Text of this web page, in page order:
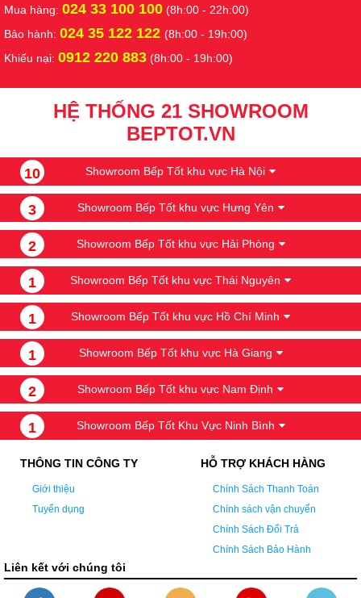
Mua hàng: 024 33 100 100 (8h:00 - 22h:00)
Bảo hành: 024 35 122 122 (8h:00 - 19h:00)
Khiếu nại: 0912 220 883 (8h:00 - 19h:00)
HỆ THỐNG 21 SHOWROOM
BEPTOT.VN
10 Showroom Bếp Tốt khu vực Hà Nội
3 Showroom Bếp Tốt khu vực Hưng Yên
2 Showroom Bếp Tốt khu vực Hải Phòng
1 Showroom Bếp Tốt khu vực Thái Nguyên
1 Showroom Bếp Tốt khu vực Hồ Chí Minh
1 Showroom Bếp Tốt khu vực Hà Giang
2 Showroom Bếp Tốt khu vực Nam Định
1 Showroom Bếp Tốt Khu Vực Ninh Bình
THÔNG TIN CÔNG TY
Giới thiệu
Tuyển dụng
HỖ TRỢ KHÁCH HÀNG
Chính Sách Thanh Toán
Chính sách vận chuyển
Chính Sách Đổi Trả
Chính Sách Bảo Hành
Liên kết với chúng tôi